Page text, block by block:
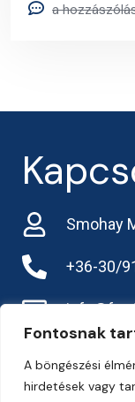
Fontosnak
A böngészési
hirdetések vagy
a
Smohay
+36-30/